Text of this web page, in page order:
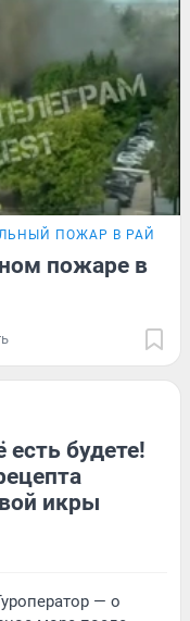
ПОЖАР В РАЙОНЕ
пожаре в
будете!
икры
— о